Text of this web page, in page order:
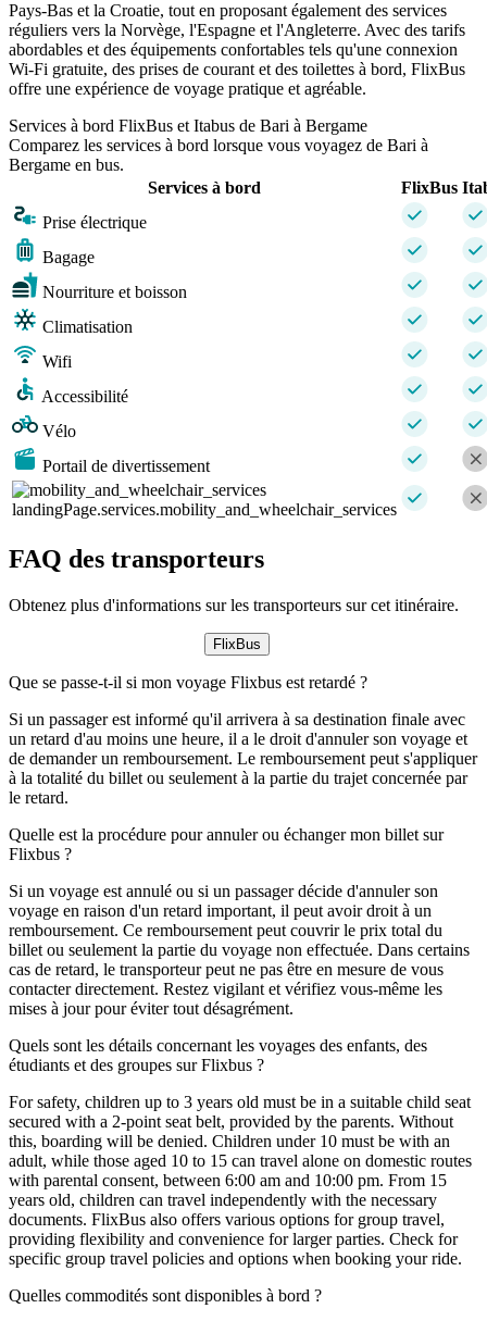
Pays-Bas et la Croatie, tout en proposant également des services
réguliers vers la Norvège, l'Espagne et l'Angleterre. Avec des tarifs
abordables et des équipements confortables tels qu'une connexion
Wi-Fi gratuite, des prises de courant et des toilettes à bord, FlixBus
offre une expérience de voyage pratique et agréable.
Services à bord FlixBus et Itabus de Bari à Bergame
Comparez les services à bord lorsque vous voyagez de Bari à
Bergame en bus.
Services à bord
FlixBus
Prise électrique
Bagage
Nourriture et boisson
Climatisation
Wifi
Accessibilité
Vélo
Portail de divertissement
landingPage.services.mobility_and_wheelchair_services
FAQ des transporteurs
Obtenez plus d'informations sur les transporteurs sur cet itinéraire.
FlixBus
Que se passe-t-il si mon voyage Flixbus est retardé ?
Si un passager est informé qu'il arrivera à sa destination finale avec
un retard d'au moins une heure, il a le droit d'annuler son voyage et
de demander un remboursement. Le remboursement peut s'appliquer
à la totalité du billet ou seulement à la partie du trajet concernée par
le retard.
Quelle est la procédure pour annuler ou échanger mon billet sur
Flixbus ?
Si un voyage est annulé ou si un passager décide d'annuler son
voyage en raison d'un retard important, il peut avoir droit à un
remboursement. Ce remboursement peut couvrir le prix total du
billet ou seulement la partie du voyage non effectuée. Dans certains
cas de retard, le transporteur peut ne pas être en mesure de vous
contacter directement. Restez vigilant et vérifiez vous-même les
mises à jour pour éviter tout désagrément.
Quels sont les détails concernant les voyages des enfants, des
étudiants et des groupes sur Flixbus ?
For safety, children up to 3 years old must be in a suitable child seat
secured with a 2-point seat belt, provided by the parents. Without
this, boarding will be denied. Children under 10 must be with an
adult, while those aged 10 to 15 can travel alone on domestic routes
with parental consent, between 6:00 am and 10:00 pm. From 15
years old, children can travel independently with the necessary
documents. FlixBus also offers various options for group travel,
providing flexibility and convenience for larger parties. Check for
specific group travel policies and options when booking your ride.
Quelles commodités sont disponibles à bord ?